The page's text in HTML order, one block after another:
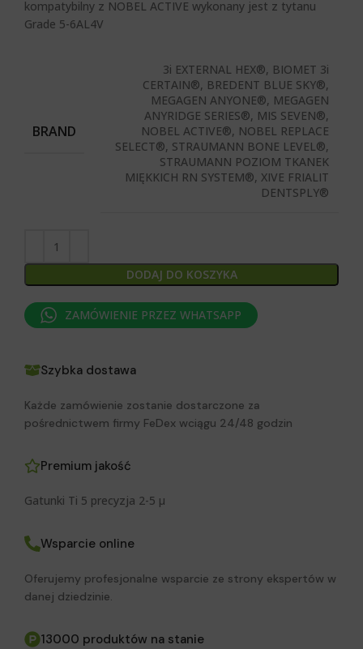
kompatybilny z NOBEL ACTIVE wykonany jest z tytanu
Grade 5-6AL4V
BRAND
3i EXTERNAL HEX®, BIOMET 3i
CERTAIN®, BREDENT BLUE SKY®,
MEGAGEN ANYONE®, MEGAGEN
ANYRIDGE SERIES®, MIS SEVEN®,
NOBEL ACTIVE®, NOBEL REPLACE
SELECT®, STRAUMANN BONE LEVEL®,
STRAUMANN POZIOM TKANEK
MIĘKKICH RN SYSTEM®, XIVE FRIALIT
DENTSPLY®
DODAJ DO KOSZYKA
ZAMÓWIENIE PRZEZ WHATSAPP
Szybka dostawa
Każde zamówienie zostanie dostarczone za
pośrednictwem firmy FeDex wciągu 24/48 godzin
Premium jakość
Gatunki Ti 5 precyzja 2-5 μ
Wsparcie online
Oferujemy profesjonalne wsparcie ze strony ekspertów w
danej dziedzinie.
13000 produktów na stanie